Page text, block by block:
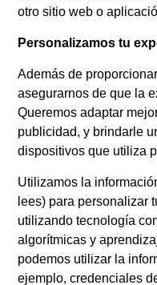
otro sitio web o
Personalizamos tu
Además de
asegurarnos de que la
Queremos adaptar
publicidad, y brindarle
dispositivos que utiliza
Utilizamos la
lees) para personalizar
utilizando tecnología
algorítmicas y
podemos utilizar la
ejemplo, credenciales